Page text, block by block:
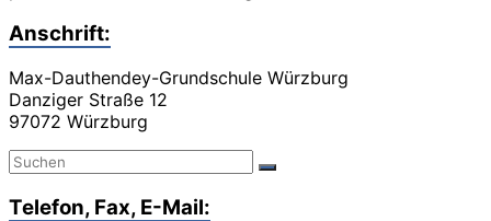
Anschrift:
Max-Dauthendey-Grundschule Würzburg
Danziger Straße 12
97072 Würzburg
Telefon, Fax, E-Mail: